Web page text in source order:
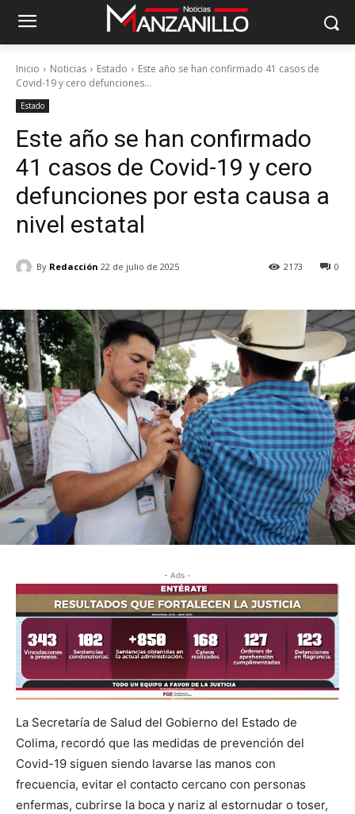
Inicio Noticias Estado
Este año se han confirmado 41 casos de
Covid-19 y cero defunciones...
Estado
Este año se han confirmado
41 casos de Covid-19 y cero
defunciones por esta causa a
nivel estatal
By Redacción 22 de julio de 2025 0
2173
- Ads -
La Secretaría de Salud del Gobierno del Estado de
Colima, recordó que las medidas de prevención del
Covid-19 siguen siendo lavarse las manos con
frecuencia, evitar el contacto cercano con personas
enfermas, cubrirse la boca y nariz al estornudar o toser,